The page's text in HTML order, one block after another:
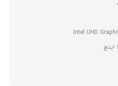
Intel UHD